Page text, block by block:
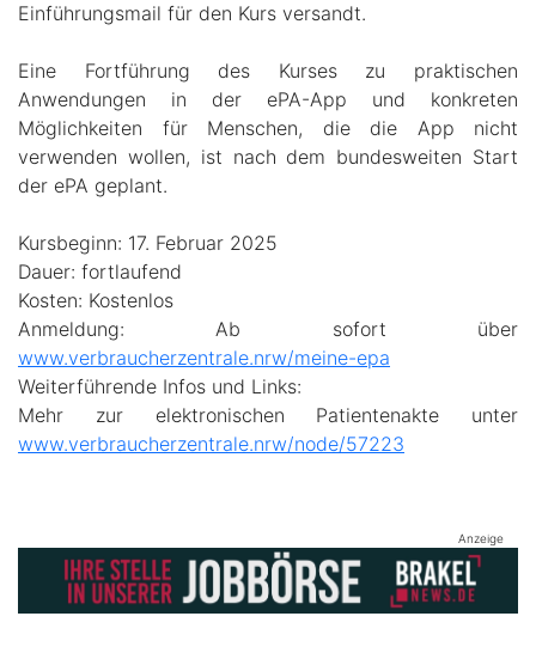
Einführungsmail für den Kurs versandt.
Eine Fortführung des Kurses zu praktischen
Anwendungen in der ePA-App und konkreten
Möglichkeiten für Menschen, die die App nicht
verwenden wollen, ist nach dem bundesweiten Start
der ePA geplant.
Kursbeginn: 17. Februar 2025
Dauer: fortlaufend
Kosten: Kostenlos
Anmeldung: Ab sofort über
www.verbraucherzentrale.nrw/meine-epa
Weiterführende Infos und Links:
Mehr zur elektronischen Patientenakte unter
www.verbraucherzentrale.nrw/node/57223
Anzeige